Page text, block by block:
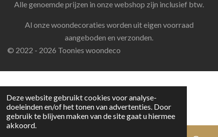
Deze website gebruikt cookies voor analyse-
doeleinden en/of het tonen van advertenties. Door
gebruik te blijven maken van de site gaat u hiermee
akkoord.
Alle genoemde prijzen in onze webshop zijn inclusief btw.
Al onze woondecoraties worden uit eigen voorraad
aangeboden en verzonden.
© 2022 - 2026 Toonies woondeco